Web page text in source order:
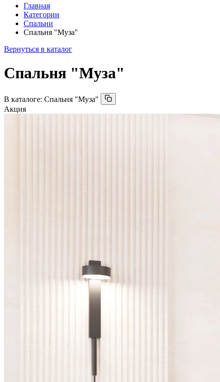
Главная
Категории
Спальни
Спальня "Муза"
Вернуться в каталог
Спальня "Муза"
В каталоге: Спальня "Муза"
Акция